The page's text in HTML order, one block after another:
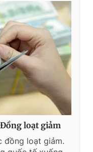
Đồng loạt giảm
đồng loạt giảm.